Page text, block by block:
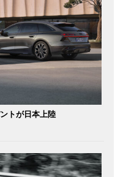
トが日本上陸